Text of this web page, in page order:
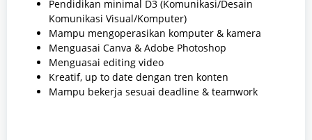
Pendidikan minimal D3 (Komunikasi/Desain
Komunikasi Visual/Komputer)
Mampu mengoperasikan komputer & kamera
Menguasai Canva & Adobe Photoshop
Menguasai editing video
Kreatif, up to date dengan tren konten
Mampu bekerja sesuai deadline & teamwork